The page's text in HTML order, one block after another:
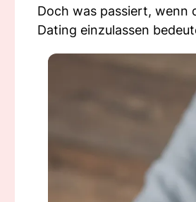
Doch was passiert, wenn
Dating einzulassen